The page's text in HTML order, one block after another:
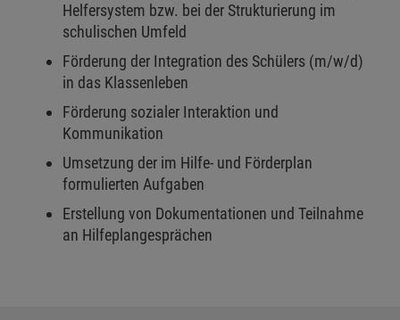
Helfersystem bzw. bei der Strukturierung im
schulischen Umfeld
Förderung der Integration des Schülers (m/w/d)
in das Klassenleben
Förderung sozialer Interaktion und
Kommunikation
Umsetzung der im Hilfe- und Förderplan
formulierten Aufgaben
Erstellung von Dokumentationen und Teilnahme
an Hilfeplangesprächen